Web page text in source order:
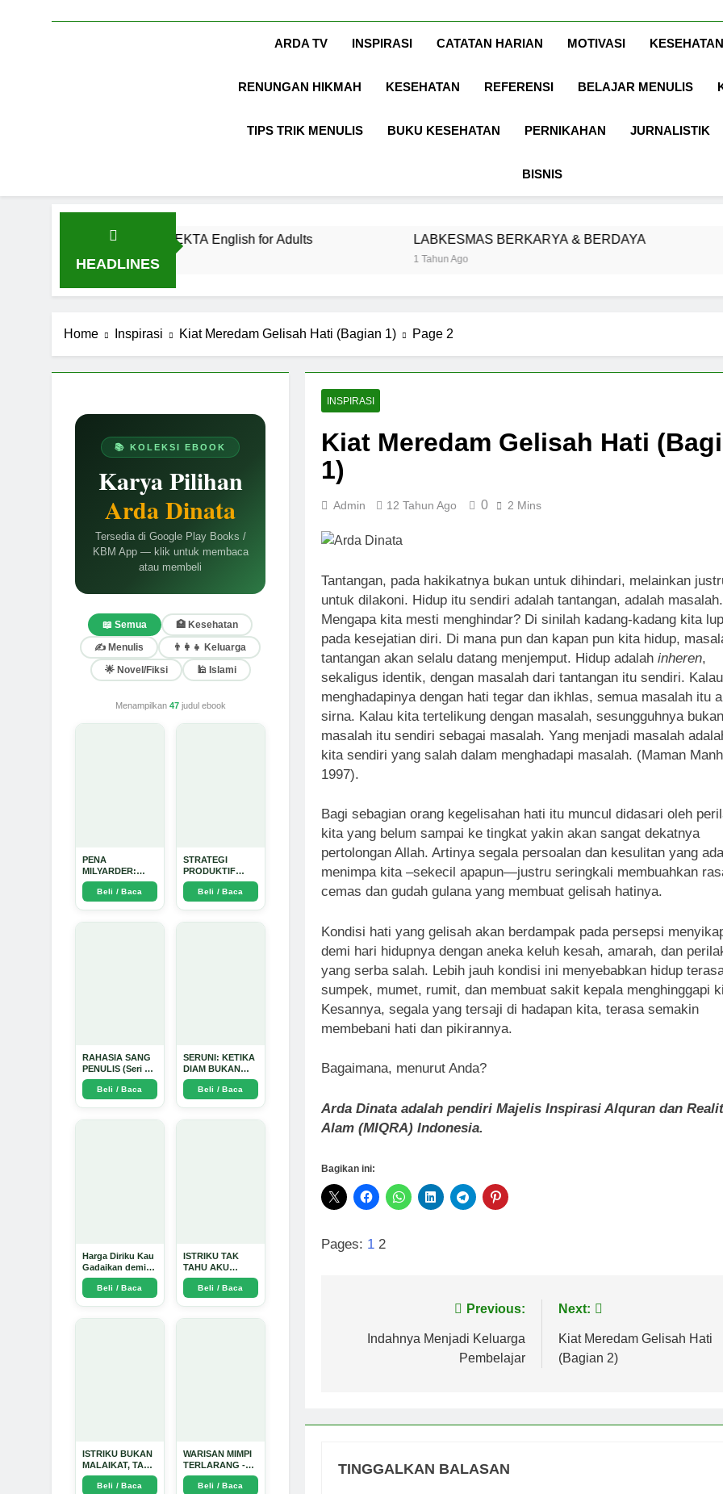
ARDA TV INSPIRASI CATATAN HARIAN MOTIVASI
RENUNGAN HIKMAH KESEHATAN REFERENSI BELAJAR MENULIS
TIPS TRIK MENULIS BUKU KESEHATAN PERNIKAHAN JURNALISTIK
BISNIS
HEADLINES
di EF EFEKTA English for Adults LABKESMAS BERKARYA & BERDAYA Panggung
Home Inspirasi Kiat Meredam Gelisah Hati (Bagian 1) Page 2
📚 KOLEKSI EBOOK
Karya Pilihan
Arda Dinata
Tersedia di Google Play Books /
KBM App — klik untuk membaca
atau membeli
📖 Semua
🏥 Kesehatan
✍️ Menulis
👨‍👩‍👧 Keluarga
🌟 Novel/Fiksi
🕌 Islami
Menampilkan 47judul ebook
PENA
MILYARDER:
Kisah, Rahasia
Sukses, dan
Panduan Menjadi
Beli / Baca
STRATEGI
PRODUKTIF
MENULIS
UPDATE - Arda
Dinata
Beli / Baca
RAHASIA SANG
PENULIS (Seri 1)
- Arda Dinata
Beli / Baca
SERUNI: KETIKA
DIAM BUKAN
LAGI PILIHAN -
Arda Dinata
Beli / Baca
Harga Diriku Kau
Gadaikan demi
Perempuan Itu -
Arda Dinata
Beli / Baca
ISTRIKU TAK
TAHU AKU
PENGUSAHA
EMAS - Arda
Dinata
Beli / Baca
ISTRIKU BUKAN
MALAIKAT, TAPI
AKU JUGA
TIDAK SUCI -
Beli / Baca
WARISAN MIMPI
TERLARANG -
Arda Dinata
Beli / Baca
INSPIRASI
Kiat Meredam Gelisah Hati
1)
Admin 12 Tahun Ago 0 2 Mins
Tantangan, pada hakikatnya bukan untuk dihindari, melainkan
untuk dilakoni. Hidup itu sendiri adalah tantangan, adalah masalah.
Mengapa kita mesti menghindar? Di sinilah kadang-kadang kita
pada kesejatian diri. Di mana pun dan kapan pun kita hidup,
tantangan akan selalu datang menjemput. Hidup adalah inheren,
sekaligus identik, dengan masalah dari tantangan itu sendiri.
menghadapinya dengan hati tegar dan ikhlas, semua masalah itu
sirna. Kalau kita tertelikung dengan masalah, sesungguhnya bukan
masalah itu sendiri sebagai masalah. Yang menjadi masalah
kita sendiri yang salah dalam menghadapi masalah. (Maman
1997).
Bagi sebagian orang kegelisahan hati itu muncul didasari oleh
kita yang belum sampai ke tingkat yakin akan sangat dekatnya
pertolongan Allah. Artinya segala persoalan dan kesulitan yang
menimpa kita –sekecil apapun—justru seringkali membuahkan
cemas dan gudah gulana yang membuat gelisah hatinya.
Kondisi hati yang gelisah akan berdampak pada persepsi
demi hari hidupnya dengan aneka keluh kesah, amarah, dan
yang serba salah. Lebih jauh kondisi ini menyebabkan hidup
sumpek, mumet, rumit, dan membuat sakit kepala menghinggapi
Kesannya, segala yang tersaji di hadapan kita, terasa semakin
membebani hati dan pikirannya.
Bagaimana, menurut Anda?
Arda Dinata adalah pendiri Majelis Inspirasi Alquran dan
Alam (MIQRA) Indonesia.
Bagikan ini:
Pages: 1 2
pos
Previous:
Indahnya Menjadi Keluarga
Pembelajar
Next:
Kiat Meredam Gelisah Hati
(Bagian 2)
TINGGALKAN BALASAN